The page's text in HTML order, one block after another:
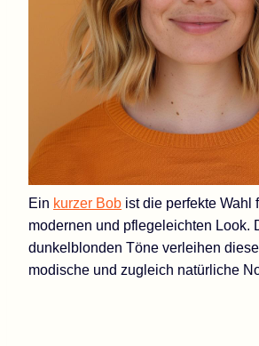
Ein kurzer Bob ist die perfekte Wahl
modernen und pflegeleichten Look.
dunkelblonden Töne verleihen
modische und zugleich natürliche